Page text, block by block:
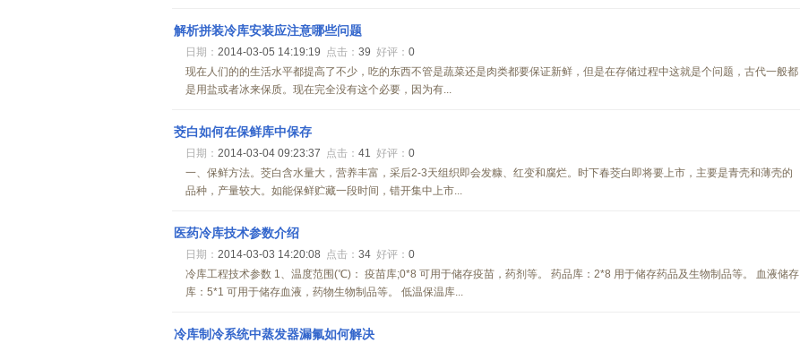
解析拼装冷库安装应注意哪些问题
日期： 2014-03-05 14:19:19 点击： 39 好评： 0
现在人们的的生活水平都提高了不少，吃的东西不管是蔬菜还是肉类都要保证新鲜，但是在存储过程中这就是个问题，古代一般都
是用盐或者冰来保质。现在完全没有这个必要，因为有...
茭白如何在保鲜库中保存
日期： 2014-03-04 09:23:37 点击： 41 好评： 0
一、保鲜方法。茭白含水量大，营养丰富，采后2-3天组织即会发糠、红变和腐烂。时下春茭白即将要上市，主要是青壳和薄壳的
品种，产量较大。如能保鲜贮藏一段时间，错开集中上市...
医药冷库技术参数介绍
日期： 2014-03-03 14:20:08 点击： 34 好评： 0
冷库工程技术参数 1、温度范围(℃)： 疫苗库;0*8 可用于储存疫苗，药剂等。 药品库：2*8 用于储存药品及生物制品等。 血液储存
库：5*1 可用于储存血液，药物生物制品等。 低温保温库...
冷库制冷系统中蒸发器漏氟如何解决